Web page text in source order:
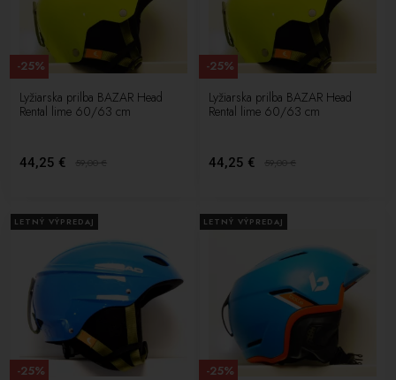
Lyžiarska prilba BAZAR Head
Rental lime 60/63 cm
44,25 € 59,00€
-25%
Lyžiarska prilba BAZAR Head
Rental lime 60/63 cm
44,25 € 59,00€
-25%
LETNÝ VÝPREDAJ
-25%
LETNÝ VÝPREDAJ
-25%